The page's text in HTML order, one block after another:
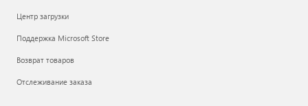
Центр загрузки
Поддержка Microsoft Store
Возврат товаров
Отслеживание заказа